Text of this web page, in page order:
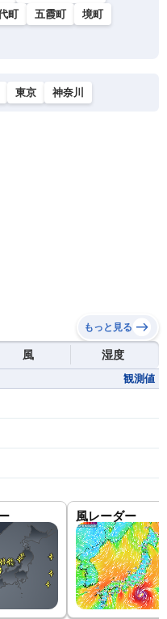
町 五霞町
境町
東京 神奈川
もっと見る
風 湿度
観測値
風レーダー